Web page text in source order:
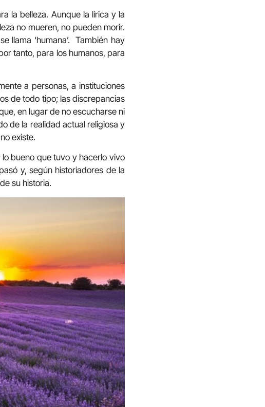
la belleza. Aunque la lírica y la
no mueren, no pueden morir.
llama ‘humana’. También hay
tanto, para los humanos, para
a personas, a instituciones
de todo tipo; las discrepancias
en lugar de no escucharse ni
de la realidad actual religiosa y
existe.
bueno que tuvo y hacerlo vivo
y, según historiadores de la
su historia.